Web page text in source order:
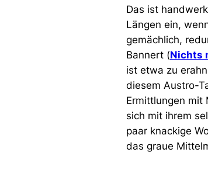
Das ist
Längen ein,
gemächlich,
Bannert (Nichts
ist etwa zu
diesem Austro-
Ermittlungen mit
sich mit ihrem
paar knackige
das graue